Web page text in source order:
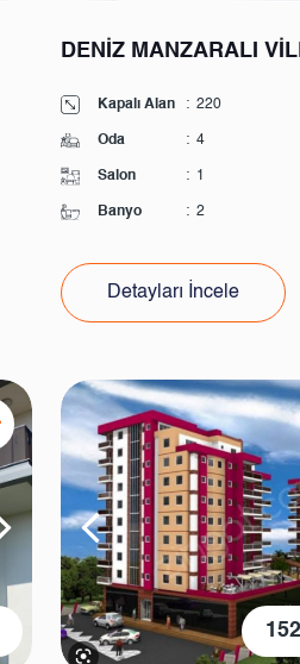
DENİZ MANZARALI
Kapalı Alan : 220
Oda : 4
Salon : 1
Banyo : 2
Detayları İncele